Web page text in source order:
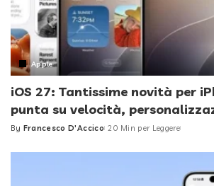
Apple
iOS 27: Tantissime novità per
punta su velocità,
Posted
By Francesco D'Accico 20 Min per Leggere